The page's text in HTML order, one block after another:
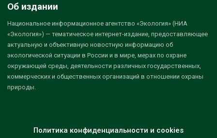
Об издании
Национальное информационное агентство «Экология» (НИА
«Экология») — тематическое интернет-издание, предоставляющее
актуальную и объективную новостную информацию об
экологической ситуации в России и в мире, мерах по охране
окружающей среды, деятельности различных государственных,
коммерческих и общественных организаций в отношении охраны
природы.
Политика конфиденциальности и cookies